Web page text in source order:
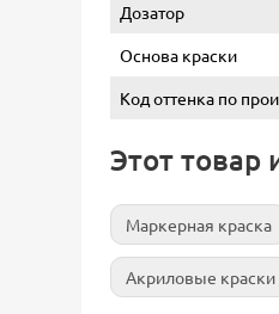
Дозатор
Основа краски
Код оттенка по
Этот товар
Маркерная краска
Акриловые краски